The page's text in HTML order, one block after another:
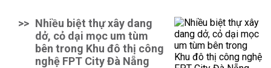
>> Nhiều biệt thự xây dang
dở, cỏ dại mọc um tùm
bên trong Khu đô thị công
nghệ FPT City Đà Nẵng